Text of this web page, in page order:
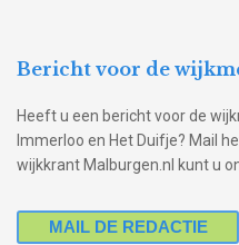
Bericht voor de
Heeft u een bericht voor de
Immerloo en Het Duifje? Mail
wijkkrant Malburgen.nl kunt u
MAIL DE REDACTIE